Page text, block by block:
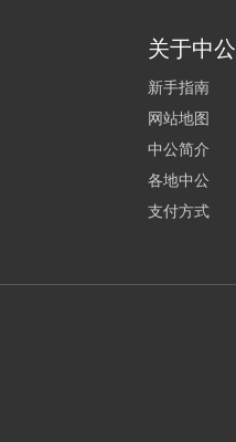
关于中公
新手指南
网站地图
中公简介
各地中公
支付方式